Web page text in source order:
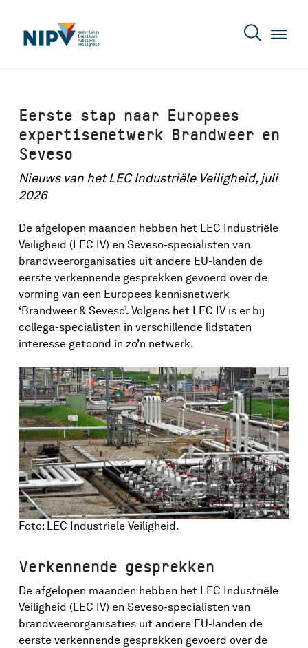
Eerste stap naar Europees
expertisenetwerk Brandweer en
Seveso
Nieuws van het LEC Industriële Veiligheid, juli
2026
De afgelopen maanden hebben het LEC Industriële
Veiligheid (LEC IV) en Seveso-specialisten van
brandweerorganisaties uit andere EU-landen de
eerste verkennende gesprekken gevoerd over de
vorming van een Europees kennisnetwerk
‘Brandweer & Seveso’. Volgens het LEC IV is er bij
collega-specialisten in verschillende lidstaten
interesse getoond in zo’n netwerk.
Foto: LEC Industriële Veiligheid.
Verkennende gesprekken
De afgelopen maanden hebben het LEC Industriële
Veiligheid (LEC IV) en Seveso-specialisten van
brandweerorganisaties uit andere EU-landen de
eerste verkennende gesprekken gevoerd over de